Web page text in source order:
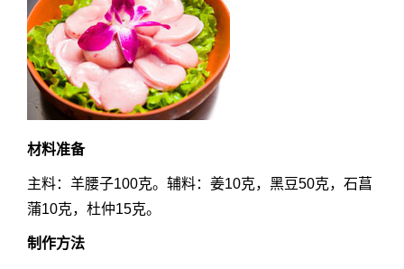
材料准备
主料：羊腰子100克。辅料：姜10克，黑豆50克，石菖
蒲10克，杜仲15克。
制作方法